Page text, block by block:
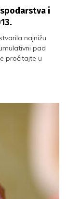
i
najnižu
pad
pročitajte u